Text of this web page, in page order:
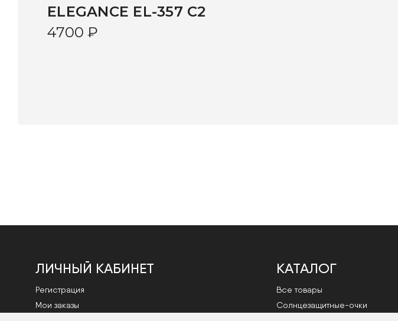
ELEGANCE EL-357 C2
4700 ₽
ЛИЧНЫЙ КАБИНЕТ
Регистрация
Мои заказы
КАТАЛОГ
Все товары
Cолнцезащитные-очки